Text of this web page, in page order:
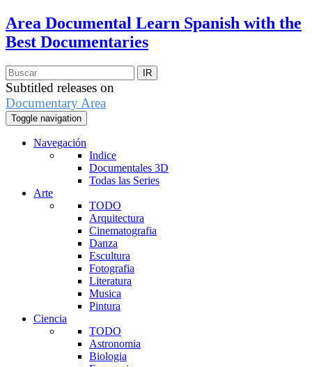
Area Documental Learn Spanish with the
Best Documentaries
Subtitled releases on
Documentary Area
Toggle navigation
Navegación
Indice
Documentales 3D
Todas las Series
Arte
TODO
Arquitectura
Cinematografia
Danza
Escultura
Fotografia
Literatura
Musica
Pintura
Ciencia
TODO
Astronomia
Biologia